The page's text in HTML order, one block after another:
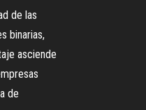
de las
binarias,
asciende
de